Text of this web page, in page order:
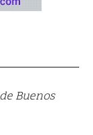
Buenos